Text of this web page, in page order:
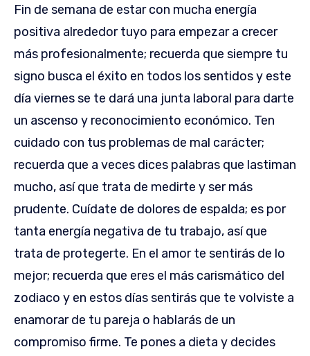
Fin de semana de estar con mucha energía
positiva alrededor tuyo para empezar a crecer
más profesionalmente; recuerda que siempre tu
signo busca el éxito en todos los sentidos y este
día viernes se te dará una junta laboral para darte
un ascenso y reconocimiento económico. Ten
cuidado con tus problemas de mal carácter;
recuerda que a veces dices palabras que lastiman
mucho, así que trata de medirte y ser más
prudente. Cuídate de dolores de espalda; es por
tanta energía negativa de tu trabajo, así que
trata de protegerte. En el amor te sentirás de lo
mejor; recuerda que eres el más carismático del
zodiaco y en estos días sentirás que te volviste a
enamorar de tu pareja o hablarás de un
compromiso firme. Te pones a dieta y decides